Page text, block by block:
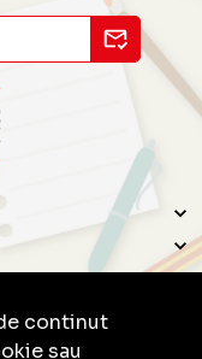
continut
sau